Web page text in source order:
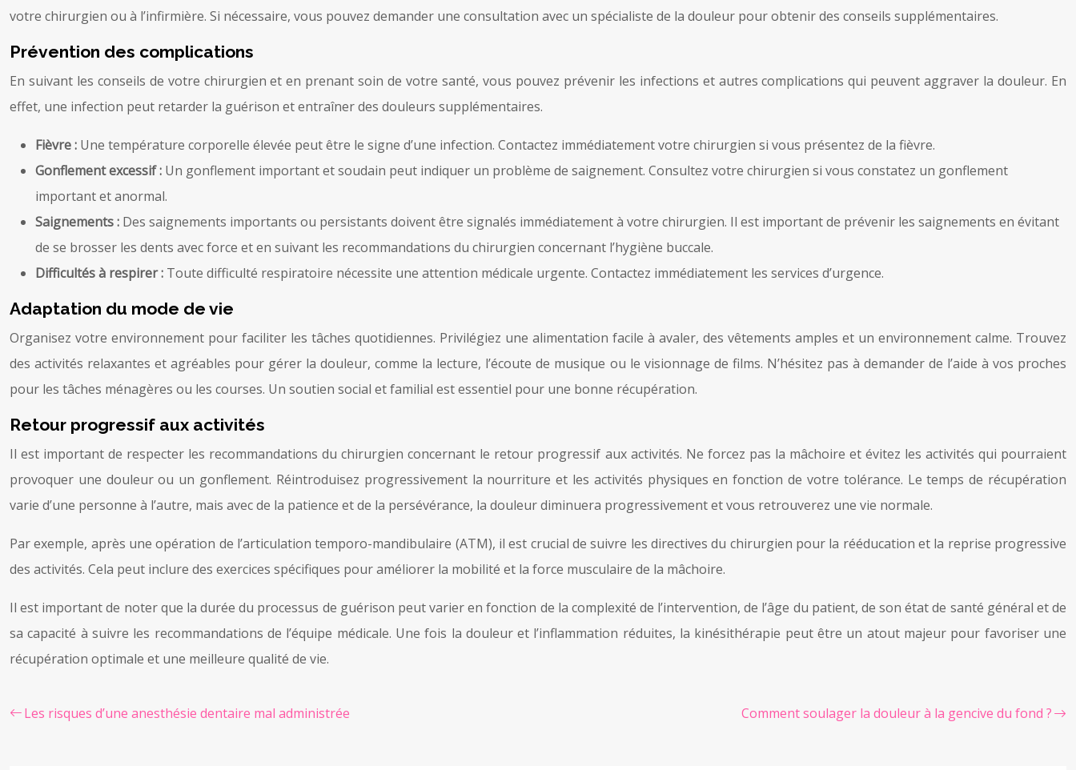
votre chirurgien ou à l’infirmière. Si nécessaire, vous pouvez demander une consultation avec un spécialiste de la douleur pour obtenir des conseils supplémentaires.
Prévention des complications
En suivant les conseils de votre chirurgien et en prenant soin de votre santé, vous pouvez prévenir les infections et autres complications qui peuvent aggraver la douleur. En
effet, une infection peut retarder la guérison et entraîner des douleurs supplémentaires.
Fièvre : Une température corporelle élevée peut être le signe d’une infection. Contactez immédiatement votre chirurgien si vous présentez de la fièvre.
Gonflement excessif : Un gonflement important et soudain peut indiquer un problème de saignement. Consultez votre chirurgien si vous constatez un gonflement
important et anormal.
Saignements : Des saignements importants ou persistants doivent être signalés immédiatement à votre chirurgien. Il est important de prévenir les saignements en évitant
de se brosser les dents avec force et en suivant les recommandations du chirurgien concernant l’hygiène buccale.
Difficultés à respirer : Toute difficulté respiratoire nécessite une attention médicale urgente. Contactez immédiatement les services d’urgence.
Adaptation du mode de vie
Organisez votre environnement pour faciliter les tâches quotidiennes. Privilégiez une alimentation facile à avaler, des vêtements amples et un environnement calme. Trouvez
des activités relaxantes et agréables pour gérer la douleur, comme la lecture, l’écoute de musique ou le visionnage de films. N’hésitez pas à demander de l’aide à vos proches
pour les tâches ménagères ou les courses. Un soutien social et familial est essentiel pour une bonne récupération.
Retour progressif aux activités
Il est important de respecter les recommandations du chirurgien concernant le retour progressif aux activités. Ne forcez pas la mâchoire et évitez les activités qui pourraient
provoquer une douleur ou un gonflement. Réintroduisez progressivement la nourriture et les activités physiques en fonction de votre tolérance. Le temps de récupération
varie d’une personne à l’autre, mais avec de la patience et de la persévérance, la douleur diminuera progressivement et vous retrouverez une vie normale.
Par exemple, après une opération de l’articulation temporo-mandibulaire (ATM), il est crucial de suivre les directives du chirurgien pour la rééducation et la reprise progressive
des activités. Cela peut inclure des exercices spécifiques pour améliorer la mobilité et la force musculaire de la mâchoire.
Il est important de noter que la durée du processus de guérison peut varier en fonction de la complexité de l’intervention, de l’âge du patient, de son état de santé général et de
sa capacité à suivre les recommandations de l’équipe médicale. Une fois la douleur et l’inflammation réduites, la kinésithérapie peut être un atout majeur pour favoriser une
récupération optimale et une meilleure qualité de vie.
Les risques d’une anesthésie dentaire mal administrée Comment soulager la douleur à la gencive du fond ?